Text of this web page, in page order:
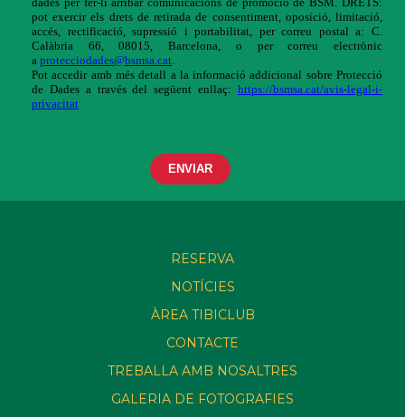
RESERVA
NOTÍCIES
ÀREA TIBICLUB
CONTACTE
TREBALLA AMB NOSALTRES
GALERIA DE FOTOGRAFIES